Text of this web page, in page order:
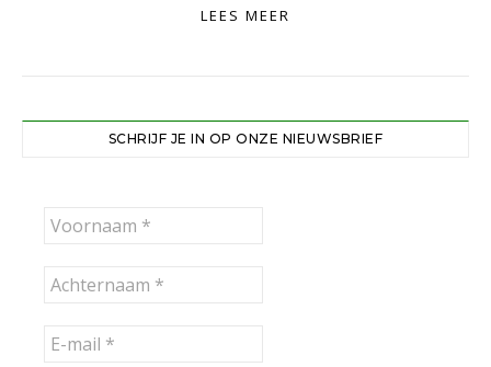
LEES MEER
SCHRIJF JE IN OP ONZE NIEUWSBRIEF